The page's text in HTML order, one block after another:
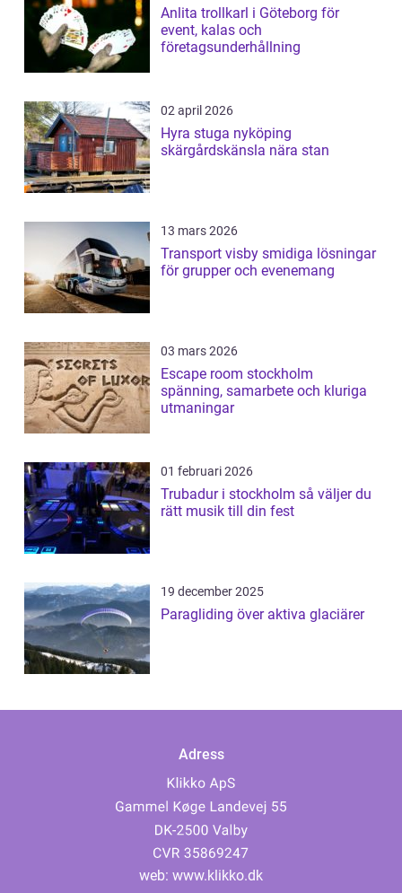
Anlita trollkarl i Göteborg för
event, kalas och
företagsunderhållning
02 april 2026
Hyra stuga nyköping
skärgårdskänsla nära stan
13 mars 2026
Transport visby smidiga lösningar
för grupper och evenemang
03 mars 2026
Escape room stockholm
spänning, samarbete och kluriga
utmaningar
01 februari 2026
Trubadur i stockholm så väljer du
rätt musik till din fest
19 december 2025
Paragliding över aktiva glaciärer
Adress
web: www.klikko.dk